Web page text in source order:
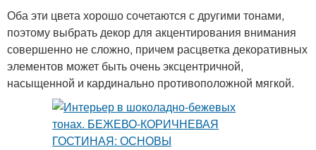
Оба эти цвета хорошо сочетаются с другими тонами,
поэтому выбрать декор для акцентирования внимания
совершенно не сложно, причем расцветка декоративных
элементов может быть очень эксцентричной,
насыщенной и кардинально противоположной мягкой.